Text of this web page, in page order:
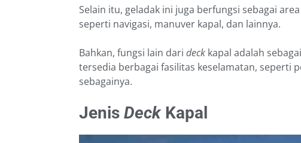
Selain itu, geladak ini juga berfungsi sebagai
seperti navigasi, manuver kapal, dan lainnya.
Bahkan, fungsi lain dari deck kapal adalah
tersedia berbagai fasilitas keselamatan, seperti
sebagainya.
Jenis Deck Kapal